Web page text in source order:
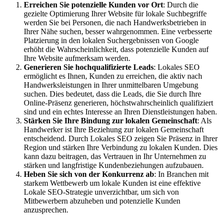
Erreichen Sie potenzielle Kunden vor Ort: Durch die
gezielte Optimierung Ihrer Website für lokale Suchbegriffe
werden Sie bei Personen, die nach Handwerksbetrieben in
Ihrer Nähe suchen, besser wahrgenommen. Eine verbesserte
Platzierung in den lokalen Suchergebnissen von Google
erhöht die Wahrscheinlichkeit, dass potenzielle Kunden auf
Ihre Website aufmerksam werden.
Generieren Sie hochqualifizierte Leads: Lokales SEO
ermöglicht es Ihnen, Kunden zu erreichen, die aktiv nach
Handwerksleistungen in Ihrer unmittelbaren Umgebung
suchen. Dies bedeutet, dass die Leads, die Sie durch Ihre
Online-Präsenz generieren, höchstwahrscheinlich qualifiziert
sind und ein echtes Interesse an Ihren Dienstleistungen haben.
Stärken Sie Ihre Bindung zur lokalen Gemeinschaft: Als
Handwerker ist Ihre Beziehung zur lokalen Gemeinschaft
entscheidend. Durch Lokales SEO zeigen Sie Präsenz in Ihrer
Region und stärken Ihre Verbindung zu lokalen Kunden. Dies
kann dazu beitragen, das Vertrauen in Ihr Unternehmen zu
stärken und langfristige Kundenbeziehungen aufzubauen.
Heben Sie sich von der Konkurrenz ab: In Branchen mit
starkem Wettbewerb um lokale Kunden ist eine effektive
Lokale SEO-Strategie unverzichtbar, um sich von
Mitbewerbern abzuheben und potenzielle Kunden
anzusprechen.